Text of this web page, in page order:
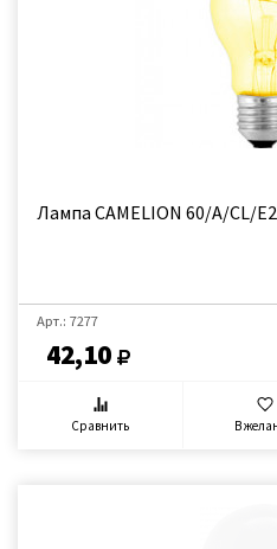
Лампа CAMELION 60/А/CL/
Арт.: 7277
42,10
Сравнить В